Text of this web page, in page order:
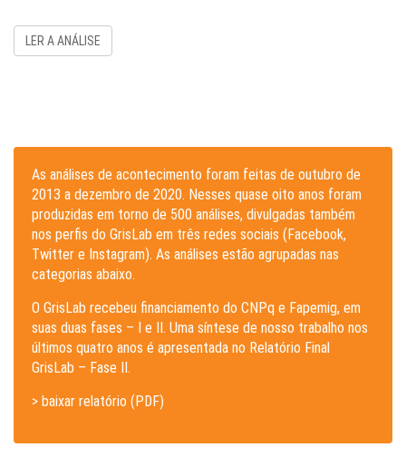
LER A ANÁLISE
As análises de acontecimento foram feitas de outubro de
2013 a dezembro de 2020. Nesses quase oito anos foram
produzidas em torno de 500 análises, divulgadas também
nos perfis do GrisLab em três redes sociais (Facebook,
Twitter e Instagram). As análises estão agrupadas nas
categorias abaixo.
O GrisLab recebeu financiamento do CNPq e Fapemig, em
suas duas fases – I e II. Uma síntese de nosso trabalho nos
últimos quatro anos é apresentada no Relatório Final
GrisLab – Fase II.
> baixar relatório (PDF)